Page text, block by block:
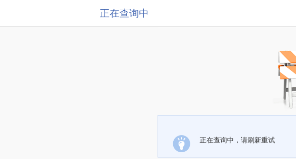
正在查询中
正在查询中，请刷新重试